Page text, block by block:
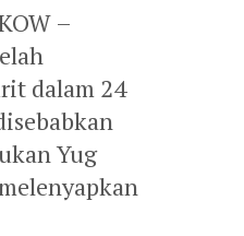
–
dalam 24
Yug